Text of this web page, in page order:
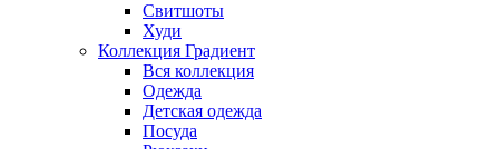
Свитшоты
Худи
Коллекция Градиент
Вся коллекция
Одежда
Детская одежда
Посуда